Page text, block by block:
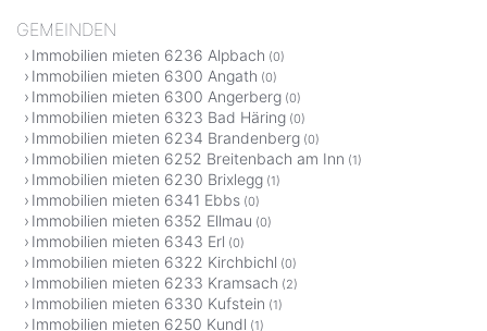
GEMEINDEN
Immobilien mieten 6236 Alpbach (0)
Immobilien mieten 6300 Angath (0)
Immobilien mieten 6300 Angerberg (0)
Immobilien mieten 6323 Bad Häring (0)
Immobilien mieten 6234 Brandenberg (0)
Immobilien mieten 6252 Breitenbach am Inn (1)
Immobilien mieten 6230 Brixlegg (1)
Immobilien mieten 6341 Ebbs (0)
Immobilien mieten 6352 Ellmau (0)
Immobilien mieten 6343 Erl (0)
Immobilien mieten 6322 Kirchbichl (0)
Immobilien mieten 6233 Kramsach (2)
Immobilien mieten 6330 Kufstein (1)
Immobilien mieten 6250 Kundl (1)